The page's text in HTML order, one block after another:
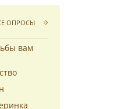
ОПРОСЫ
вам